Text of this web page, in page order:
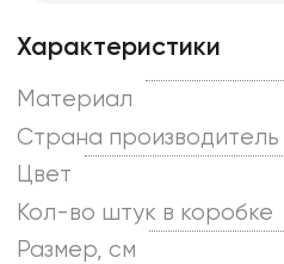
Характеристики
Материал
Страна производитель
Цвет
Кол-во штук в коробке
Размер, см